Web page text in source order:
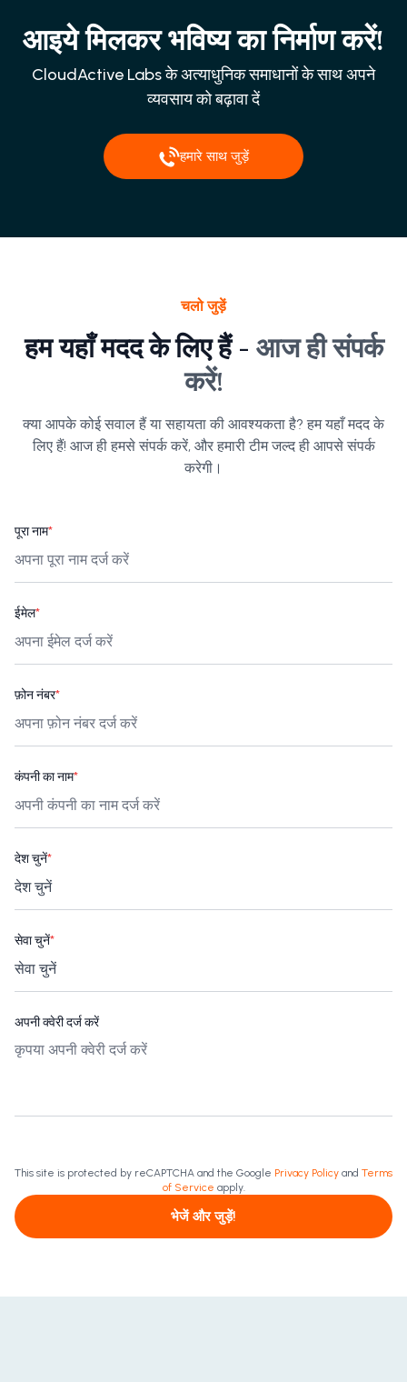
आइये मिलकर भविष्य का निर्माण करें!
CloudActive Labs के अत्याधुनिक समाधानों के साथ अपने
व्यवसाय को बढ़ावा दें
हमारे साथ जुड़ें
चलो जुड़ें
हम यहाँ मदद के लिए हैं - आज ही संपर्क
करें!
क्या आपके कोई सवाल हैं या सहायता की आवश्यकता है? हम यहाँ मदद के
लिए हैं! आज ही हमसे संपर्क करें, और हमारी टीम जल्द ही आपसे संपर्क
करेगी।
पूरा नाम*
ईमेल*
फ़ोन नंबर*
कंपनी का नाम*
देश चुनें*
सेवा चुनें*
अपनी क्वेरी दर्ज करें
This site is protected by reCAPTCHA and the Google Privacy Policy and Terms
of Service apply.
भेजें और जुड़ें!